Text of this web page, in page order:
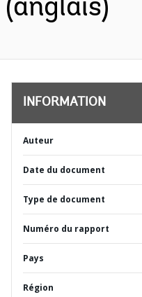
(anglais)
INFORMATION
Auteur
Date du document
Type de document
Numéro du rapport
Pays
Région